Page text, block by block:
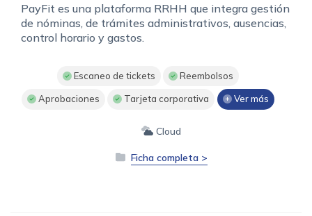
PayFit es una plataforma RRHH que integra gestión
de nóminas, de trámites administrativos, ausencias,
control horario y gastos.
Escaneo de tickets Reembolsos
Aprobaciones Tarjeta corporativa Ver más
Cloud
Ficha completa >